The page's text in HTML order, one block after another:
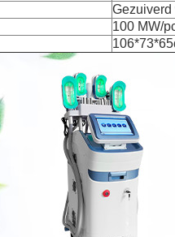
Gezuiverd
100 MW/